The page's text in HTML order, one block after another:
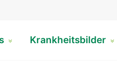
Krankheitsbilder